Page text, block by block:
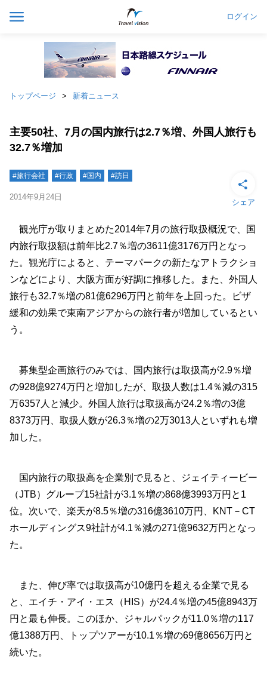
ログイン
トップページ 新着ニュース
主要50社、7月の国内旅行は2.7％増、外国人旅行も
32.7％増加
#旅行会社 #行政 #国内 #訪日
2014年9月24日
シェア
観光庁が取りまとめた2014年7月の旅行取扱概況で、国
内旅行取扱額は前年比2.7％増の3611億3176万円となっ
た。観光庁によると、テーマパークの新たなアトラクショ
ンなどにより、大阪方面が好調に推移した。また、外国人
旅行も32.7％増の81億6296万円と前年を上回った。ビザ
緩和の効果で東南アジアからの旅行者が増加しているとい
う。
募集型企画旅行のみでは、国内旅行は取扱高が2.9％増
の928億9274万円と増加したが、取扱人数は1.4％減の315
万6357人と減少。外国人旅行は取扱高が24.2％増の3億
8373万円、取扱人数が26.3％増の2万3013人といずれも増
加した。
国内旅行の取扱高を企業別で見ると、ジェイティービー
（JTB）グループ15社計が3.1％増の868億3993万円と1
位。次いで、楽天が8.5％増の316億3610万円、KNT－CT
ホールディングス9社計が4.1％減の271億9632万円となっ
た。
また、伸び率では取扱高が10億円を超える企業で見る
と、エイチ・アイ・エス（HIS）が24.4％増の45億8943万
円と最も伸長。このほか、ジャルパックが11.0％増の117
億1388万円、トップツアーが10.1％増の69億8656万円と
続いた。